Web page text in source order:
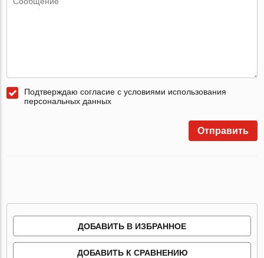
Подтверждаю согласие с условиями использования
персональных данных
Отправить
ДОБАВИТЬ В ИЗБРАННОЕ
ДОБАВИТЬ К СРАВНЕНИЮ